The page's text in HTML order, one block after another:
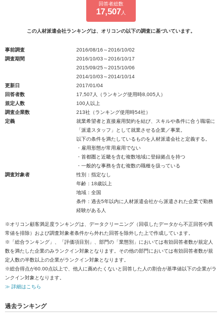
回答者総数
17,507 人
この人材派遣会社ランキングは、オリコンの以下の調査に基づいています。
事前調査
2016/08/16～2016/10/02
調査期間
2016/10/03～2016/10/17
2015/09/25～2015/10/06
2014/10/03～2014/10/14
更新日
2017/01/04
回答者数
17,507人（ランキング使用時8,005人）
規定人数
100人以上
調査企業数
213社（ランキング使用時54社）
定義
就業希望者と直接雇用契約を結び、スキルや条件に合う職場に
「派遣スタッフ」として就業させる企業／事業。
以下の条件を満たしているものを人材派遣会社と定義する。
・雇用形態が常用雇用でない
・首都圏と近畿を含む複数地域に登録拠点を持つ
・一般的な事務を含む複数の職種を扱っている
調査対象者
性別：指定なし
年齢：18歳以上
地域：全国
条件：過去5年以内に人材派遣会社から派遣された企業で勤務
経験がある人
※オリコン顧客満足度ランキングは、データクリーニング（回収したデータから不正回答や異
常値を排除）および調査対象者条件から外れた回答を除外した上で作成しています。
※「総合ランキング」、「評価項目別」、部門の「業態別」においては有効回答者数が規定人
数を満たした企業のみランクイン対象となります。その他の部門においては有効回答者数が規
定人数の半数以上の企業がランクイン対象となります。
※総合得点が60.00点以上で、他人に薦めたくないと回答した人の割合が基準値以下の企業がラ
ンクイン対象となります。
≫ 詳細はこちら
過去ランキング